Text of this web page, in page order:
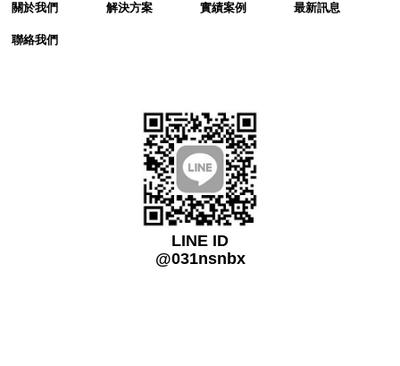
關於我們
解決方案 實績案例 最新訊息
聯絡我們
LINE ID
@031nsnbx